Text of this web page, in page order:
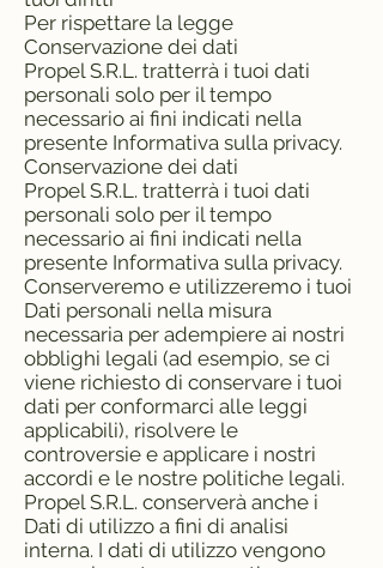
Per rispettare la legge
Conservazione dei dati
Propel S.R.L. tratterrà i tuoi dati
personali solo per il tempo
necessario ai fini indicati nella
presente Informativa sulla privacy.
Conservazione dei dati
Propel S.R.L. tratterrà i tuoi dati
personali solo per il tempo
necessario ai fini indicati nella
presente Informativa sulla privacy.
Conserveremo e utilizzeremo i tuoi
Dati personali nella misura
necessaria per adempiere ai nostri
obblighi legali (ad esempio, se ci
viene richiesto di conservare i tuoi
dati per conformarci alle leggi
applicabili), risolvere le
controversie e applicare i nostri
accordi e le nostre politiche legali.
Propel S.R.L. conserverà anche i
Dati di utilizzo a fini di analisi
interna. I dati di utilizzo vengono